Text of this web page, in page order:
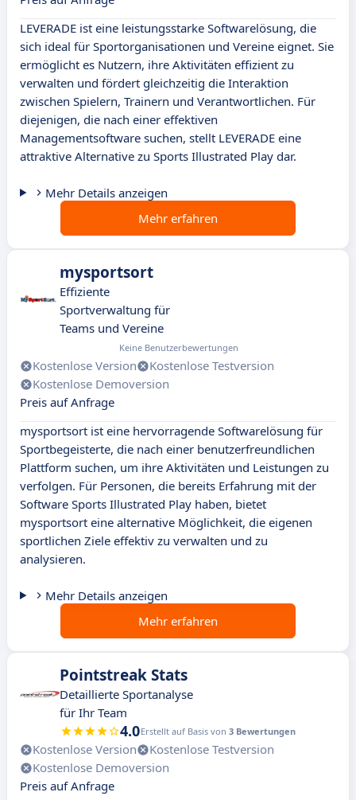
LEVERADE ist eine leistungsstarke Softwarelösung, die
sich ideal für Sportorganisationen und Vereine eignet. Sie
ermöglicht es Nutzern, ihre Aktivitäten effizient zu
verwalten und fördert gleichzeitig die Interaktion
zwischen Spielern, Trainern und Verantwortlichen. Für
diejenigen, die nach einer effektiven
Managementsoftware suchen, stellt LEVERADE eine
attraktive Alternative zu Sports Illustrated Play dar.
Mehr Details anzeigen
Mehr erfahren
mysportsort
Effiziente
Sportverwaltung für
Teams und Vereine
Keine Benutzerbewertungen
Kostenlose Version
Kostenlose Testversion
Kostenlose Demoversion
Preis auf Anfrage
mysportsort ist eine hervorragende Softwarelösung für
Sportbegeisterte, die nach einer benutzerfreundlichen
Plattform suchen, um ihre Aktivitäten und Leistungen zu
verfolgen. Für Personen, die bereits Erfahrung mit der
Software Sports Illustrated Play haben, bietet
mysportsort eine alternative Möglichkeit, die eigenen
sportlichen Ziele effektiv zu verwalten und zu
analysieren.
Mehr Details anzeigen
Mehr erfahren
Pointstreak Stats
Detaillierte Sportanalyse
für Ihr Team
4.0Erstellt auf Basis von 3 Bewertungen
Kostenlose Version
Kostenlose Testversion
Kostenlose Demoversion
Preis auf Anfrage